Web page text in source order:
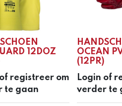
12DOZ
registreer om
te gaan
OCEAN
(12PR)
Login of
verder te